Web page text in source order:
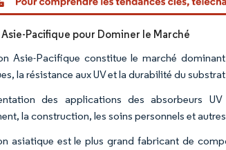
Asie-Pacifique pour Dominer le Marché
Asie-Pacifique constitue le marché
la résistance aux UV et la durabilité du
des applications des absorbeurs
la construction, les soins personnels et
asiatique est le plus grand fabricant de